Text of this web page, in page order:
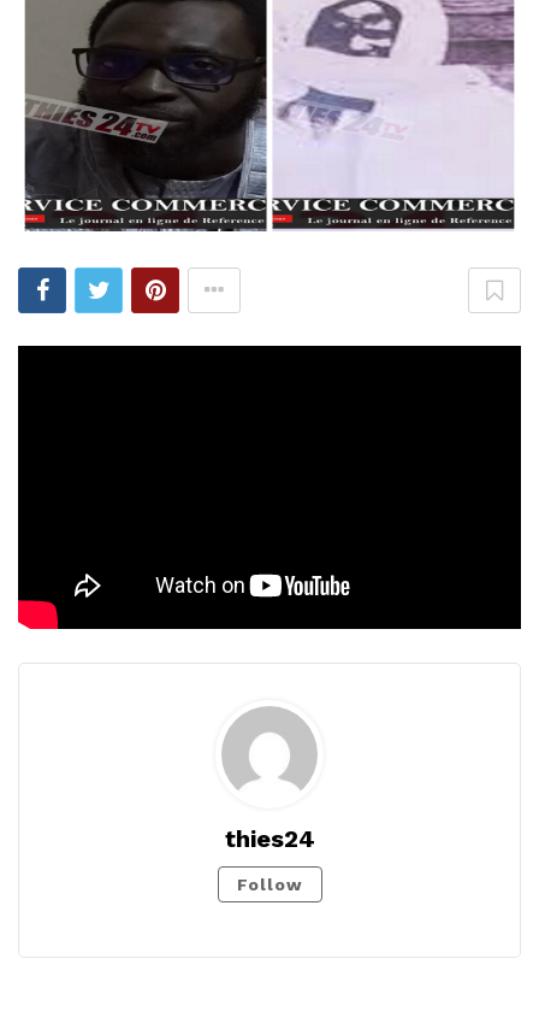
thies24
Follow